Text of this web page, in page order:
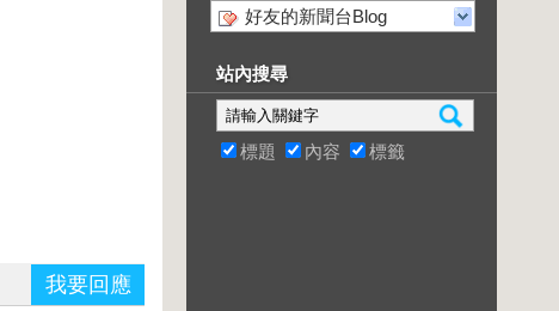
我要回應
好友的新聞台Blog
站內搜尋
標題 內容 標籤